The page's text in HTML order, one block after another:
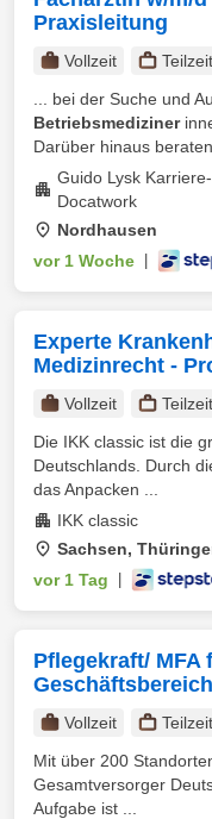
Praxisleitung
Vollzeit
Teilzeit
... bei der Suche und
Betriebsmediziner
Darüber hinaus beraten
Guido Lysk
Docatwork
Nordhausen
vor 1 Woche
Experte
Medizinrecht -
Vollzeit Teilzeit
Die IKK classic ist die
Deutschlands. Durch
das Anpacken ...
IKK classic
Sachsen,
vor 1 Tag
Pflegekraft/
Vollzeit
Teilzeit
Mit über 200
Gesamtversorger
Aufgabe ist ...